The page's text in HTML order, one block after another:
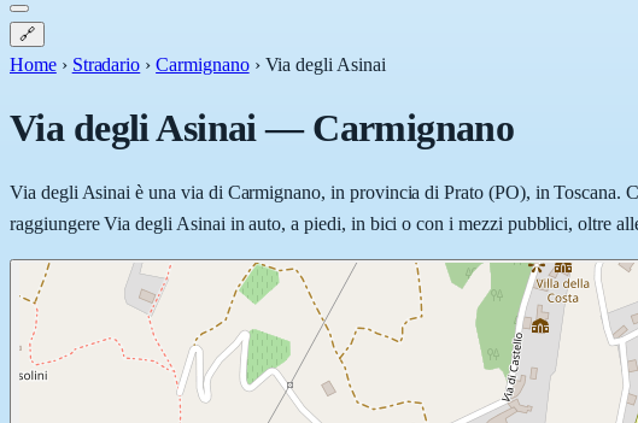
🔗
Home › Stradario › Carmignano › Via degli Asinai
Via degli Asinai—Carmignano
Via degli Asinai è una via di Carmignano, in provincia di Prato (PO), in Toscana.
raggiungere Via degli Asinai in auto, a piedi, in bici o con i mezzi pubblici, oltre